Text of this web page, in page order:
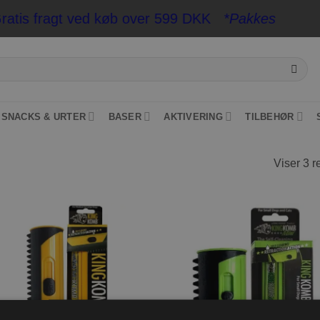
fragt ved køb over 599 DKK*Pakkeshop op til
SNACKS & URTER BASER AKTIVERING TILBEHØR
Viser 3
ønskeliste
Tilføj til